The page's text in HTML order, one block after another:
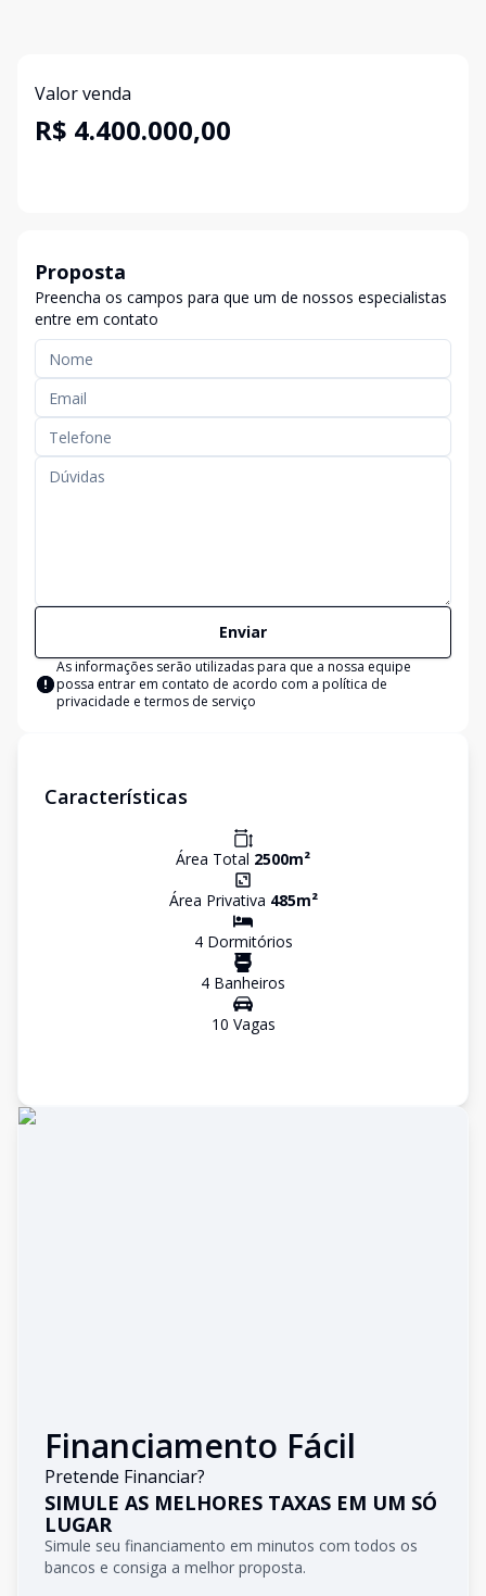
Valor venda
R$ 4.400.000,00
Proposta
Preencha os campos para que um de nossos especialistas
entre em contato
Enviar
As informações serão utilizadas para que a nossa equipe
possa entrar em contato de acordo com a política de
privacidade e termos de serviço
Características
Área Total 2500m²
Área Privativa 485m²
4Dormitórios
4 Banheiros
10 Vagas
Financiamento Fácil
Pretende Financiar?
SIMULE AS MELHORES TAXAS EM UM SÓ
LUGAR
Simule seu financiamento em minutos com todos os
bancos e consiga a melhor proposta.